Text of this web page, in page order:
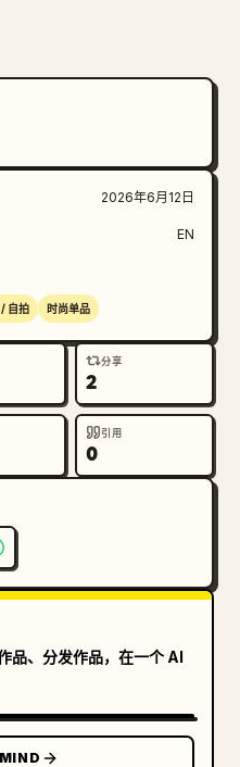
2026年6月12日
EN
/ 自拍 时尚单品
分享
2
引用
0
品、分发作品，在一个 AI